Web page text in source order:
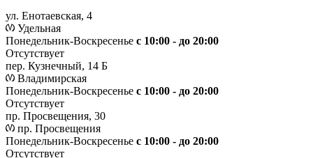
ул. Енотаевская, 4
Удельная
Понедельник-Воскресенье с 10:00 - до 20:00
Отсутствует
пер. Кузнечный, 14 Б
Владимирская
Понедельник-Воскресенье с 10:00 - до 20:00
Отсутствует
пр. Просвещения, 30
пр. Просвещения
Понедельник-Воскресенье c 10:00 - до 20:00
Отсутствует